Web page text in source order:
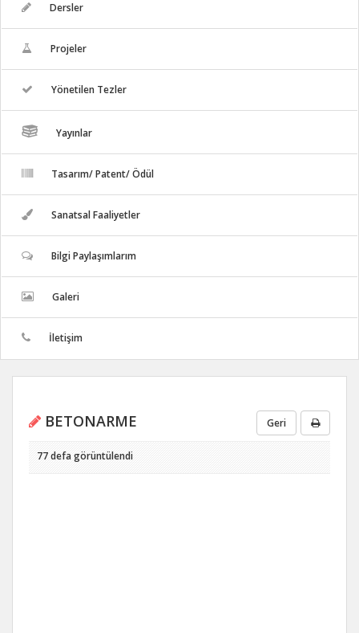
Dersler
Projeler
Yönetilen Tezler
Yayınlar
Tasarım/ Patent/ Ödül
Sanatsal Faaliyetler
Bilgi Paylaşımlarım
Galeri
İletişim
BETONARME Geri
77 defa görüntülendi